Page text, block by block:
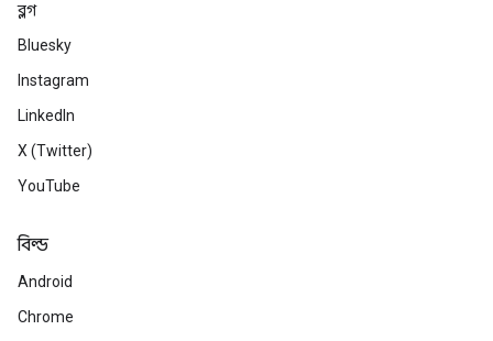
ব্লগ
Bluesky
Instagram
LinkedIn
X (Twitter)
YouTube
বিল্ড
Android
Chrome